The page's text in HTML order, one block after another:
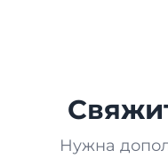
Нужна